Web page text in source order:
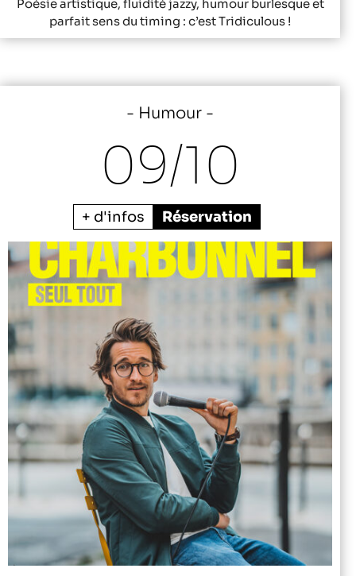
Poésie artistique, fluidité jazzy, humour burlesque et
parfait sens du timing : c’est Tridiculous !
Humour
09/10
+ d'infos Réservation